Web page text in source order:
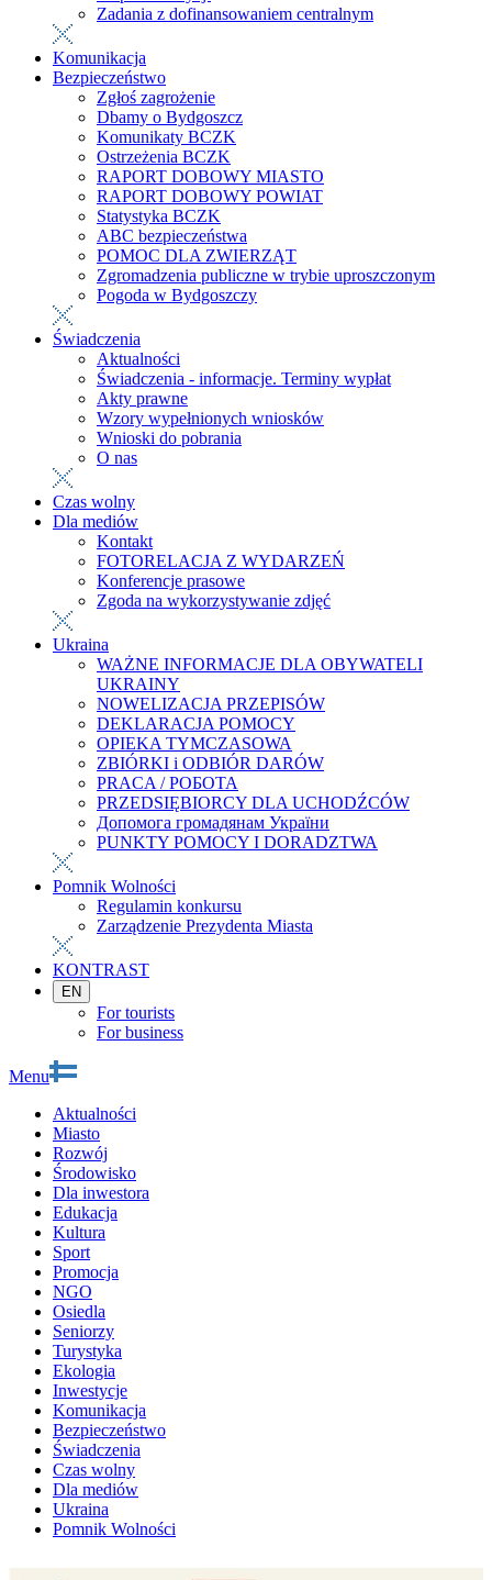
Zadania z dofinansowaniem centralnym
Komunikacja
Bezpieczeństwo
Zgłoś zagrożenie
Dbamy o Bydgoszcz
Komunikaty BCZK
Ostrzeżenia BCZK
RAPORT DOBOWY MIASTO
RAPORT DOBOWY POWIAT
Statystyka BCZK
ABC bezpieczeństwa
POMOC DLA ZWIERZĄT
Zgromadzenia publiczne w trybie uproszczonym
Pogoda w Bydgoszczy
Świadczenia
Aktualności
Świadczenia - informacje. Terminy wypłat
Akty prawne
Wzory wypełnionych wniosków
Wnioski do pobrania
O nas
Czas wolny
Dla mediów
Kontakt
FOTORELACJA Z WYDARZEŃ
Konferencje prasowe
Zgoda na wykorzystywanie zdjęć
Ukraina
WAŻNE INFORMACJE DLA OBYWATELI
UKRAINY
NOWELIZACJA PRZEPISÓW
DEKLARACJA POMOCY
OPIEKA TYMCZASOWA
ZBIÓRKI i ODBIÓR DARÓW
PRACA / РОБОТА
PRZEDSIĘBIORCY DLA UCHODŹCÓW
Допомога громадянам України
PUNKTY POMOCY I DORADZTWA
Pomnik Wolności
Regulamin konkursu
Zarządzenie Prezydenta Miasta
KONTRAST
EN
For tourists
For business
Menu
Aktualności
Miasto
Rozwój
Środowisko
Dla inwestora
Edukacja
Kultura
Sport
Promocja
NGO
Osiedla
Seniorzy
Turystyka
Ekologia
Inwestycje
Komunikacja
Bezpieczeństwo
Świadczenia
Czas wolny
Dla mediów
Ukraina
Pomnik Wolności